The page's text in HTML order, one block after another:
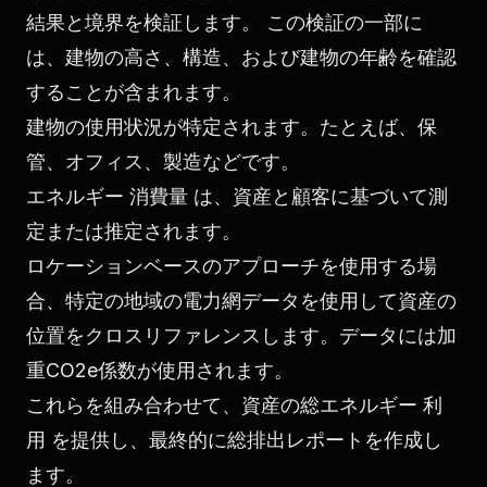
結果と境界を検証します。 この検証の一部に
は、建物の高さ、構造、および建物の年齢を確認
することが含まれます。
建物の使用状況が特定されます。たとえば、保
管、オフィス、製造などです。
エネルギー 消費量 は、資産と顧客に基づいて測
定または推定されます。
ロケーションベースのアプローチを使用する場
合、特定の地域の電力網データを使用して資産の
位置をクロスリファレンスします。データには加
重CO2e係数が使用されます。
これらを組み合わせて、資産の総エネルギー 利
用 を提供し、最終的に総排出レポートを作成し
ます。